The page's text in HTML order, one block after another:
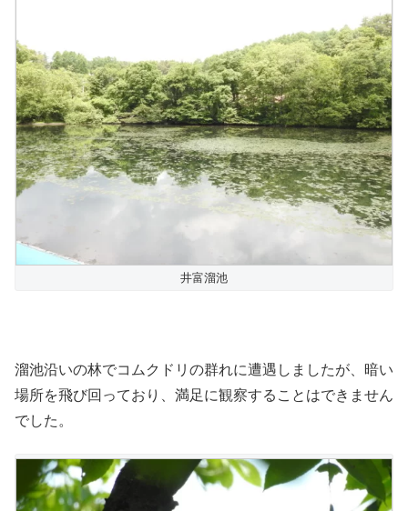
井富溜池
溜池沿いの林でコムクドリの群れに遭遇しましたが、暗い
場所を飛び回っており、満足に観察することはできません
でした。